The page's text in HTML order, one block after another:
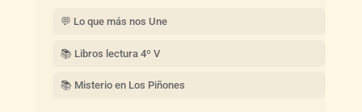
💬 Lo que más nos Une
📚 Libros lectura 4º V
📚 Misterio en Los Piñones